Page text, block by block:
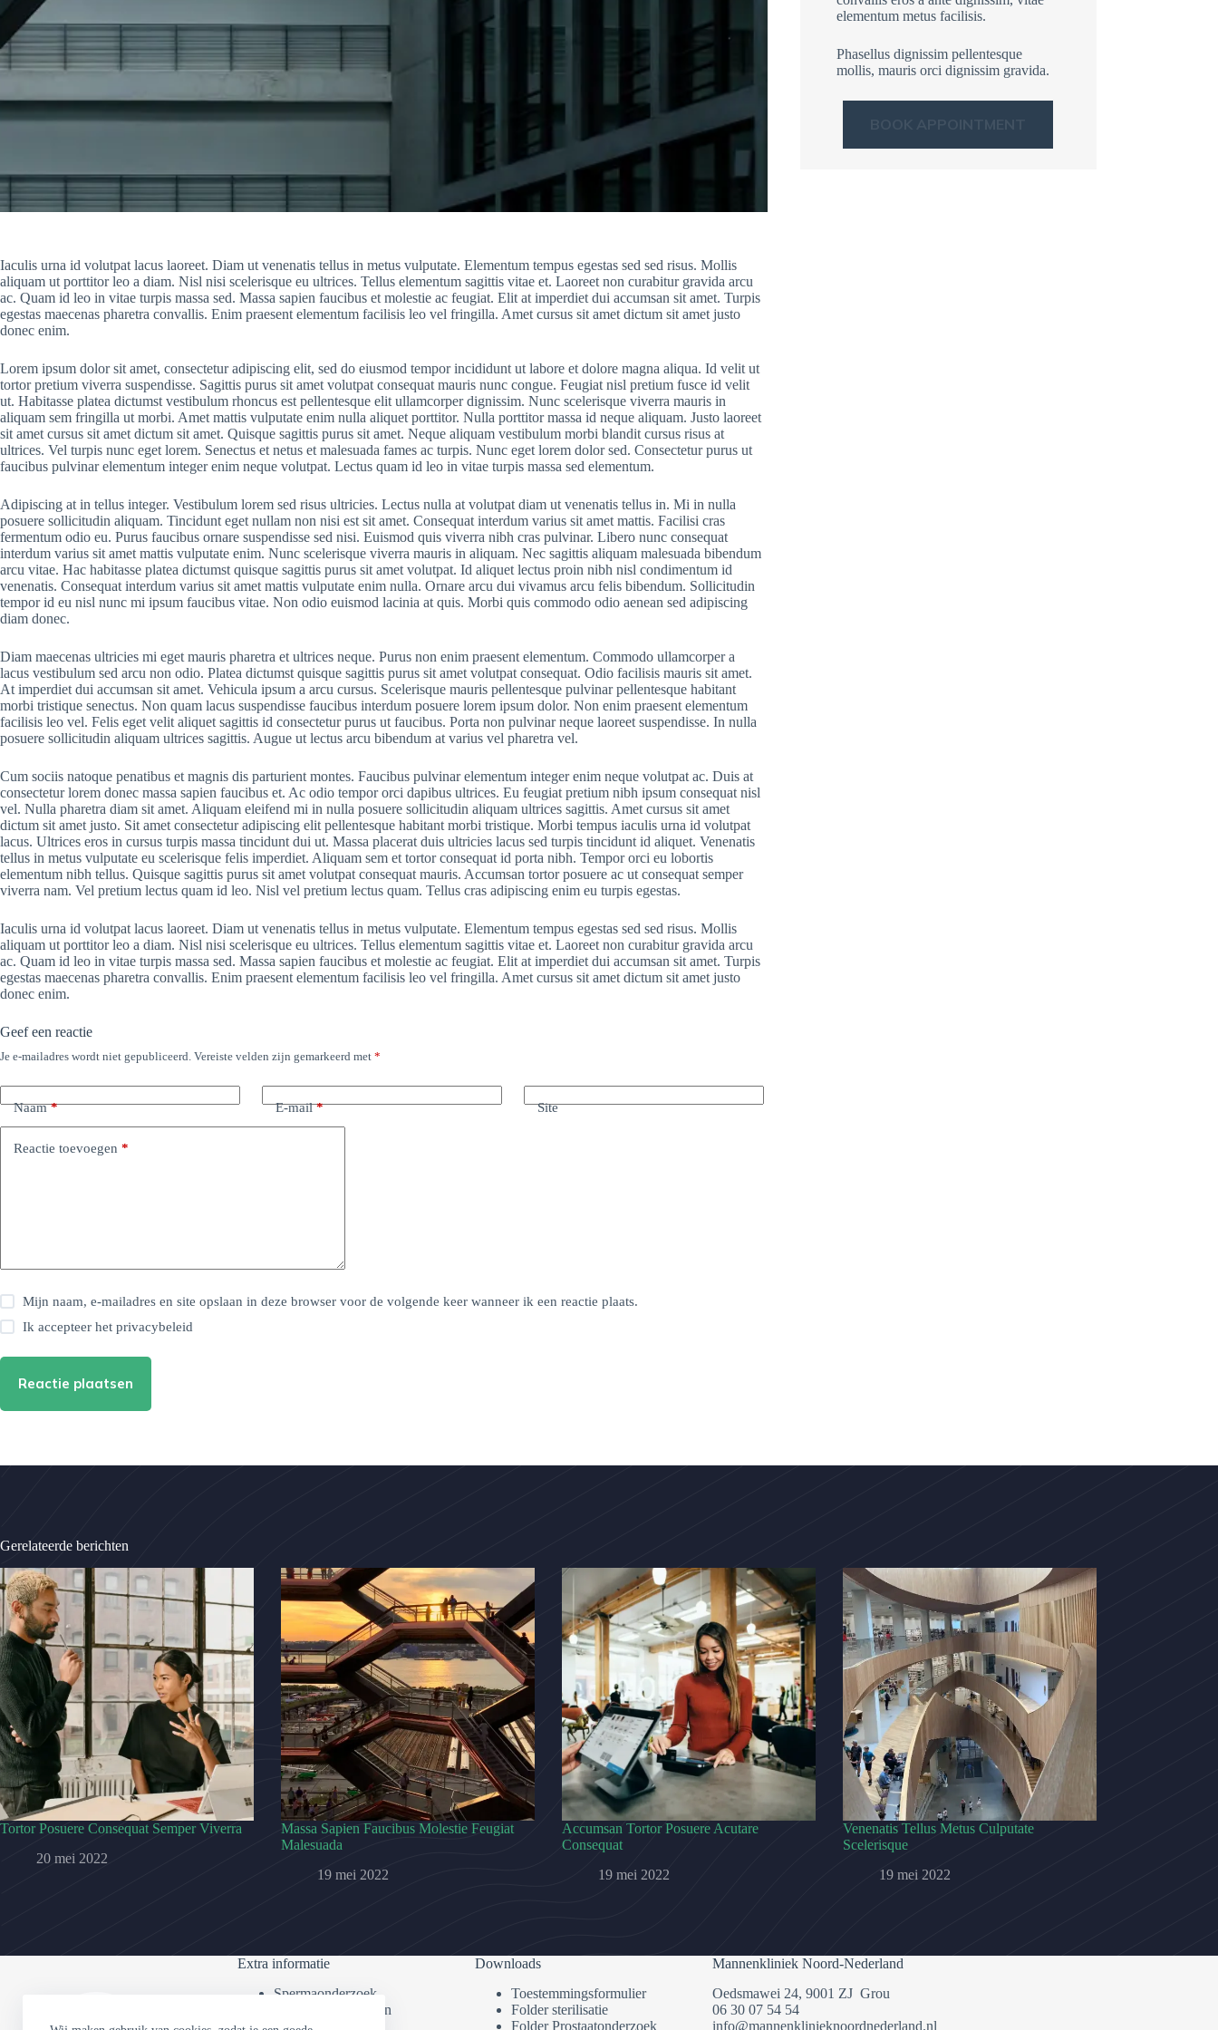
Iaculis urna id volutpat lacus laoreet. Diam ut venenatis tellus in metus vulputate. Elementum tempus egestas sed sed risus. Mollis
aliquam ut porttitor leo a diam. Nisl nisi scelerisque eu ultrices. Tellus elementum sagittis vitae et. Laoreet non curabitur gravida arcu
ac. Quam id leo in vitae turpis massa sed. Massa sapien faucibus et molestie ac feugiat. Elit at imperdiet dui accumsan sit amet. Turpis
egestas maecenas pharetra convallis. Enim praesent elementum facilisis leo vel fringilla. Amet cursus sit amet dictum sit amet justo
donec enim.
Lorem ipsum dolor sit amet, consectetur adipiscing elit, sed do eiusmod tempor incididunt ut labore et dolore magna aliqua. Id velit ut
tortor pretium viverra suspendisse. Sagittis purus sit amet volutpat consequat mauris nunc congue. Feugiat nisl pretium fusce id velit
ut. Habitasse platea dictumst vestibulum rhoncus est pellentesque elit ullamcorper dignissim. Nunc scelerisque viverra mauris in
aliquam sem fringilla ut morbi. Amet mattis vulputate enim nulla aliquet porttitor. Nulla porttitor massa id neque aliquam. Justo laoreet
sit amet cursus sit amet dictum sit amet. Quisque sagittis purus sit amet. Neque aliquam vestibulum morbi blandit cursus risus at
ultrices. Vel turpis nunc eget lorem. Senectus et netus et malesuada fames ac turpis. Nunc eget lorem dolor sed. Consectetur purus ut
faucibus pulvinar elementum integer enim neque volutpat. Lectus quam id leo in vitae turpis massa sed elementum.
Adipiscing at in tellus integer. Vestibulum lorem sed risus ultricies. Lectus nulla at volutpat diam ut venenatis tellus in. Mi in nulla
posuere sollicitudin aliquam. Tincidunt eget nullam non nisi est sit amet. Consequat interdum varius sit amet mattis. Facilisi cras
fermentum odio eu. Purus faucibus ornare suspendisse sed nisi. Euismod quis viverra nibh cras pulvinar. Libero nunc consequat
interdum varius sit amet mattis vulputate enim. Nunc scelerisque viverra mauris in aliquam. Nec sagittis aliquam malesuada bibendum
arcu vitae. Hac habitasse platea dictumst quisque sagittis purus sit amet volutpat. Id aliquet lectus proin nibh nisl condimentum id
venenatis. Consequat interdum varius sit amet mattis vulputate enim nulla. Ornare arcu dui vivamus arcu felis bibendum. Sollicitudin
tempor id eu nisl nunc mi ipsum faucibus vitae. Non odio euismod lacinia at quis. Morbi quis commodo odio aenean sed adipiscing
diam donec.
Diam maecenas ultricies mi eget mauris pharetra et ultrices neque. Purus non enim praesent elementum. Commodo ullamcorper a
lacus vestibulum sed arcu non odio. Platea dictumst quisque sagittis purus sit amet volutpat consequat. Odio facilisis mauris sit amet.
At imperdiet dui accumsan sit amet. Vehicula ipsum a arcu cursus. Scelerisque mauris pellentesque pulvinar pellentesque habitant
morbi tristique senectus. Non quam lacus suspendisse faucibus interdum posuere lorem ipsum dolor. Non enim praesent elementum
facilisis leo vel. Felis eget velit aliquet sagittis id consectetur purus ut faucibus. Porta non pulvinar neque laoreet suspendisse. In nulla
posuere sollicitudin aliquam ultrices sagittis. Augue ut lectus arcu bibendum at varius vel pharetra vel.
Cum sociis natoque penatibus et magnis dis parturient montes. Faucibus pulvinar elementum integer enim neque volutpat ac. Duis at
consectetur lorem donec massa sapien faucibus et. Ac odio tempor orci dapibus ultrices. Eu feugiat pretium nibh ipsum consequat nisl
vel. Nulla pharetra diam sit amet. Aliquam eleifend mi in nulla posuere sollicitudin aliquam ultrices sagittis. Amet cursus sit amet
dictum sit amet justo. Sit amet consectetur adipiscing elit pellentesque habitant morbi tristique. Morbi tempus iaculis urna id volutpat
lacus. Ultrices eros in cursus turpis massa tincidunt dui ut. Massa placerat duis ultricies lacus sed turpis tincidunt id aliquet. Venenatis
tellus in metus vulputate eu scelerisque felis imperdiet. Aliquam sem et tortor consequat id porta nibh. Tempor orci eu lobortis
elementum nibh tellus. Quisque sagittis purus sit amet volutpat consequat mauris. Accumsan tortor posuere ac ut consequat semper
viverra nam. Vel pretium lectus quam id leo. Nisl vel pretium lectus quam. Tellus cras adipiscing enim eu turpis egestas.
Iaculis urna id volutpat lacus laoreet. Diam ut venenatis tellus in metus vulputate. Elementum tempus egestas sed sed risus. Mollis
aliquam ut porttitor leo a diam. Nisl nisi scelerisque eu ultrices. Tellus elementum sagittis vitae et. Laoreet non curabitur gravida arcu
ac. Quam id leo in vitae turpis massa sed. Massa sapien faucibus et molestie ac feugiat. Elit at imperdiet dui accumsan sit amet. Turpis
egestas maecenas pharetra convallis. Enim praesent elementum facilisis leo vel fringilla. Amet cursus sit amet dictum sit amet justo
donec enim.
Geef een reactie
Je e-mailadres wordt niet gepubliceerd. Vereiste velden zijn gemarkeerd met *
Naam* E-mail* Site
Reactie toevoegen *
Mijn naam, e-mailadres en site opslaan in deze browser voor de volgende keer wanneer ik een reactie plaats.
Ik accepteer hetprivacybeleid
Reactie plaatsen
elementum metus facilisis.
Phasellus dignissim pellentesque
mollis, mauris orci dignissim gravida.
Gerelateerde berichten
Tortor Posuere Consequat Semper Viverra
20 mei 2022
Massa Sapien Faucibus Molestie Feugiat
Malesuada
19 mei 2022
Accumsan Tortor Posuere Acutare
Consequat
19 mei 2022
Venenatis Tellus Metus Culputate
Scelerisque
19 mei 2022
Extra informatie
Spermaonderzoek
Veel gestelde vragen
Klachtenregeling
Downloads
Toestemmingsformulier
Folder sterilisatie
Folder Prostaatonderzoek
Mannenkliniek Noord-Nederland
Oedsmawei 24, 9001 ZJ Grou
06 30 07 54 54
info@mannenklinieknoordnederland.nl